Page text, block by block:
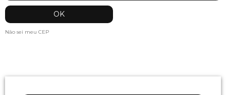
Não sei meu CEP